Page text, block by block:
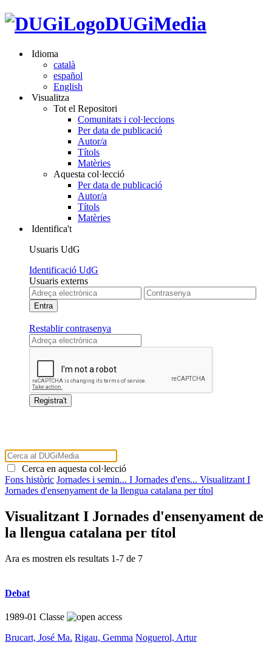
DUGiMedia
Idioma
català
español
English
Visualitza
Tot el Repositori
Comunitats i col·leccions
Per data de publicació
Autor/a
Títols
Matèries
Aquesta col·lecció
Per data de publicació
Autor/a
Títols
Matèries
Identifica't
Usuaris UdG
Identificació UdG
Usuaris externs
Restablir contrasenya
Cerca en aquesta col·lecció
Fons històric Jornades i semin... I Jornades d'ens... Visualitzant I
Jornades d'ensenyament de la llengua catalana per títol
Visualitzant I Jornades d'ensenyament de
la llengua catalana per títol
Ara es mostren els resultats 1-7 de 7
Debat
1989-01 Classe
Brucart, José Ma. Rigau, Gemma Noguerol, Artur